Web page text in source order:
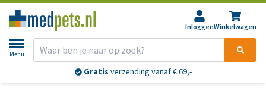
InloggenWinkelwagen
Menu
Gratis verzending vanaf € 69,-